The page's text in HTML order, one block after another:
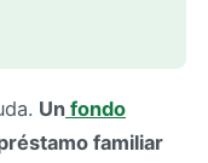
Un fondo
familiar